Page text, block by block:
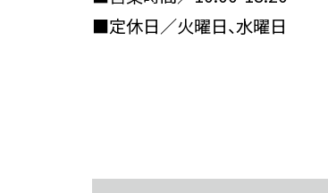
■定休日／火曜日、水曜日